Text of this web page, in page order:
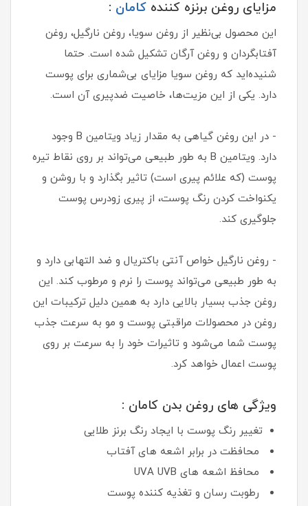
مزایای روغن برنزه کننده کامان :
این محصول بی‌نظیر از روغن سویا، روغن نارگیل، روغن
آفتابگردان و روغن آرگان تشکیل شده است. حتما
شنیده‌اید که روغن سویا مزایای بی‌شماری برای پوست
دارد. یکی از این مزیت‌ها، خاصیت ضدپیری آن است.
- در این روغن گیاهی به مقدار زیاد ویتامین B وجود
دارد. ویتامین B به طور طبیعی می‌تواند بر روی نقاط تیره
پوست (که علائم پیری است) تاثیر بگذارد و با روشن و
یکنواخت کردن رنگ پوست، از پیری زودرس پوست
جلوگیری کند.
- روغن نارگیل خواص آنتی باکتریال و ضد التهابی دارد و
به طور طبیعی می‌تواند پوست را نرم و مرطوب کند. این
روغن جذب بسیار بالایی دارد به همین دلیل ترکیبات این
روغن در محصولات مراقبتی پوست و مو به سرعت جذب
پوست شما می‌شود و تاثیرات خود را به سرعت بر روی
پوست اعمال خواهد کرد.
ویژگی های روغن بدن کامان :
تغییر رنگ پوست با ایجاد رنگ برنز طلایی
محافظت در برابر اشعه های آفتاب
محافظ اشعه های UVA UVB
رطوبت رسان و تغذیه کننده پوست